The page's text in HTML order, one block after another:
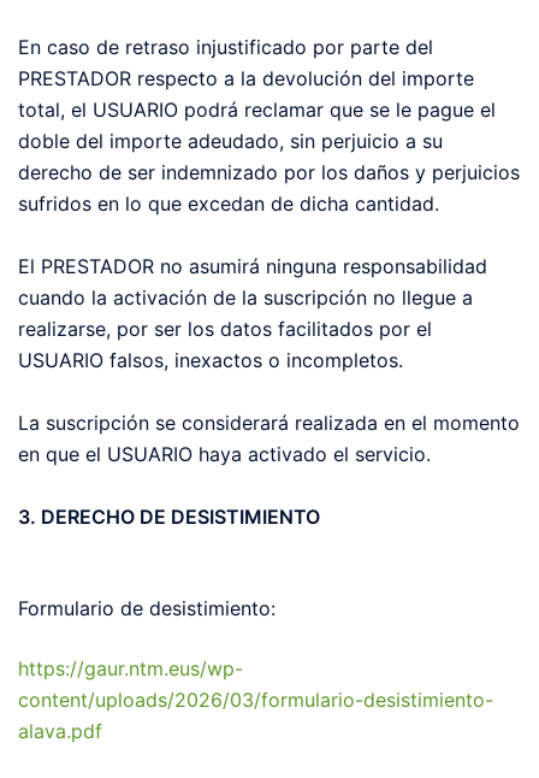
En caso de retraso injustificado por parte del
PRESTADOR respecto a la devolución del importe
total, el USUARIO podrá reclamar que se le pague el
doble del importe adeudado, sin perjuicio a su
derecho de ser indemnizado por los daños y perjuicios
sufridos en lo que excedan de dicha cantidad.
El PRESTADOR no asumirá ninguna responsabilidad
cuando la activación de la suscripción no llegue a
realizarse, por ser los datos facilitados por el
USUARIO falsos, inexactos o incompletos.
La suscripción se considerará realizada en el momento
en que el USUARIO haya activado el servicio.
3. DERECHO DE DESISTIMIENTO
Formulario de desistimiento:
https://gaur.ntm.eus/wp-
content/uploads/2026/03/formulario-desistimiento-
alava.pdf